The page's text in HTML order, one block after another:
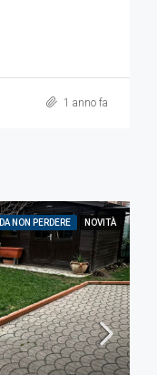
1 anno fa
DA NON PERDERE NOVITÀ